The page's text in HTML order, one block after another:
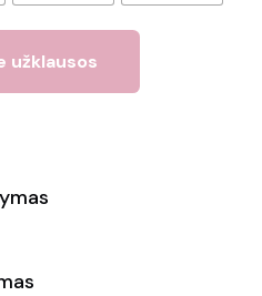
užklausos